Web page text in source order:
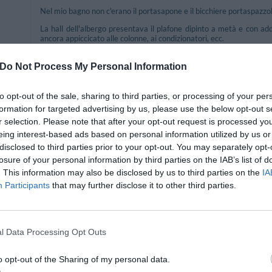
Do Not Process My Personal Information
opt-out of the sale, sharing to third parties, or processing of your
for targeted advertising by us, please use the below opt-out
selection. Please note that after your opt-out request is processed
interest-based ads based on personal information utilized by us
to third parties prior to your opt-out. You may separately
of your personal information by third parties on the IAB’s list of
This information may also be disclosed by us to third parties on the
Participants that may further disclose it to other third parties.
Data Processing Opt Outs
opt-out of the Sharing of my personal data.
Nel mio bagno non c'erano il portasapone e il bicchiere
La hall dell'albergo presentava il plafone dipinto a metà e con
ancora appiccicato alle colonne, ai condizionatori, ecc.
Pertanto, nulla di grave, ma sintomo di superficialità, poca
Infine, il parcheggio a pagamento: ben 15 EUR al giorno, mi ha
per due notti 250 EUR!
Grazie per l'attenzione.
Ritornerebbe in questo hotel?
NON SO